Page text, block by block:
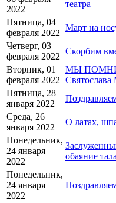
2022
театра
Пятница, 04
февраля 2022
Март на
Четверг, 03
февраля 2022
Скорбим
Вторник, 01
февраля 2022
МЫ
Пятница, 28
января 2022
Среда, 26
января 2022
О латах,
Понедельник,
24 января
2022
обаяние
Понедельник,
24 января
2022